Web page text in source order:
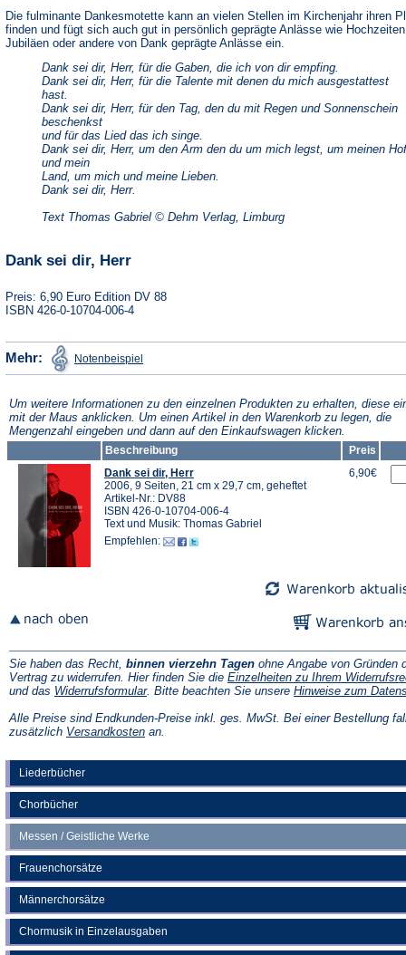
Liederbücher
Chorbücher
Messen / Geistliche Werke
Frauenchorsätze
Männerchorsätze
Chormusik in Einzelausgaben
Die fulminante Dankesmotette kann an vielen Stellen im Kirchenjahr ihren
finden und fügt sich auch gut in persönlich geprägte Anlässe wie
Jubiläen oder andere von Dank geprägte Anlässe ein.
Dank sei dir, Herr, für die Gaben, die ich von dir empfing.
Dank sei dir, Herr, für die Talente mit denen du mich ausgestattest
hast.
Dank sei dir, Herr, für den Tag, den du mit Regen und Sonnenschein
beschenkst
und für das Lied das ich singe.
Dank sei dir, Herr, um den Arm den du um mich legst, um meinen Hof
und mein
Land, um mich und meine Lieben.
Dank sei dir, Herr.
Text Thomas Gabriel © Dehm Verlag, Limburg
Dank sei dir, Herr
Preis: 6,90 Euro Edition DV 88
ISBN 426-0-10704-006-4
Mehr: Notenbeispiel in
einem
Tab)
Um weitere Informationen zu den einzelnen Produkten zu erhalten, diese
mit der Maus anklicken. Um einen Artikel in den Warenkorb zu legen, die
Mengenzahl eingeben und dann auf den Einkaufswagen klicken.
Beschreibung
Preis
Dank sei dir, Herr
2006, 9 Seiten, 21 cm x 29,7 cm, geheftet
Artikel-Nr.: DV88
ISBN 426-0-10704-006-4
Text und Musik: Thomas Gabriel
Empfehlen:
6,90€
Sie haben das Recht, binnen vierzehn Tagen ohne Angabe von Gründen
Vertrag zu widerrufen. Hier finden Sie die Einzelheiten zu Ihrem
und das Widerrufsformular(Öffnet
einem
neuen
. Bitte beachten Sie unsere Hinweise zum
Alle Preise sind Endkunden-Preise inkl. ges. MwSt. Bei einer Bestellung
zusätzlich Versandkosten(Öffnet
an.